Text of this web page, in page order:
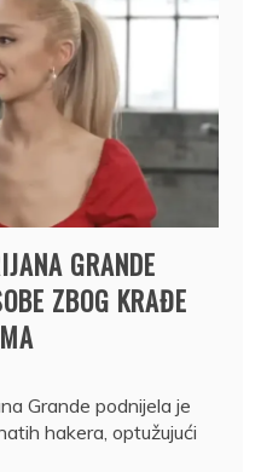
GRANDE
ZBOG KRAĐE
Grande podnijela je
hakera, optužujući